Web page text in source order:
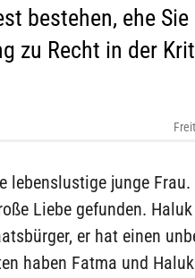
bestehen, ehe
zu Recht in der
lebenslustige junge
Liebe gefunden.
er hat einen
haben Fatma und